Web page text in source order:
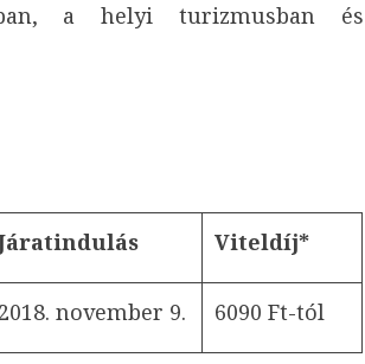
a helyi turizmusban és
Viteldíj*
2018. november 9. 6090 Ft-tól